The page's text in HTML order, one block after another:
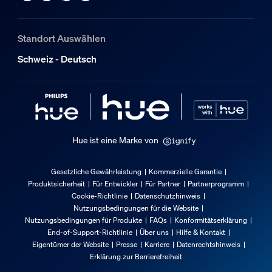
Technische Daten
IP-Code
IP54
Montageoptionen
Die Lampe
Software-Upgrades möglich
Ja
Der Schalter
Standort Auswählen
Schweiz - Deutsch
Hue ist eine Marke von
Gesetzliche Gewährleistung
Kommerzielle Garantie
Produktsicherheit
Für Entwickler Für Partner
Partnerprogramm
Cookie-Richtlinie
Datenschutzhinweis
Nutzungsbedingungen für die Website
Nutzungsbedingungen für Produkte
FAQs
Konformitätserklärung
End-of-Support-Richtlinie
Über uns
Hilfe & Kontakt
Eigentümer der Website
Presse Karriere
Datenrechtshinweis
Erklärung zur Barrierefreiheit